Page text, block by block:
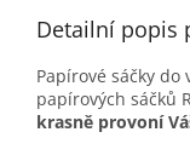
Detailní popis
Papírové sáčky do
papírových sáčků
krasně provoní